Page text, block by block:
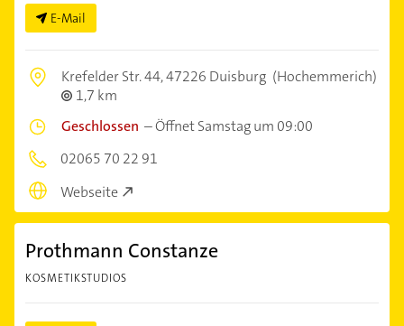
E-Mail
Krefelder Str. 44,47226 Duisburg (Hochemmerich)
1,7 km
Geschlossen –Öffnet Samstag um 09:00
02065 70 22 91
Webseite
Prothmann Constanze
KOSMETIKSTUDIOS